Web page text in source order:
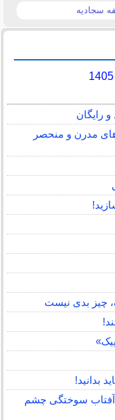
سجادیه
مدرن و منحصر
چیز بدی نیست
بدانید!
سوختگی چشم